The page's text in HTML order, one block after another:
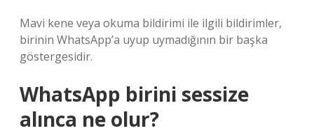
Mavi kene veya okuma bildirimi ile ilgili bildirimler,
birinin WhatsApp’a uyup uymadığının bir başka
göstergesidir.
WhatsApp birini sessize
alınca ne olur?